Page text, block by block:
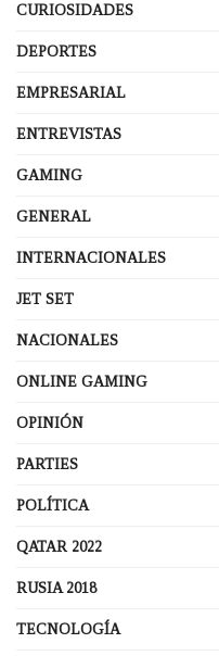
CURIOSIDADES
DEPORTES
EMPRESARIAL
ENTREVISTAS
GAMING
GENERAL
INTERNACIONALES
JET SET
NACIONALES
ONLINE GAMING
OPINIÓN
PARTIES
POLÍTICA
QATAR 2022
RUSIA 2018
TECNOLOGÍA